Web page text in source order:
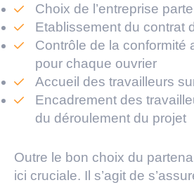
Choix de l’entreprise
Etablissement du contrat
Contrôle de la conformité
pour chaque ouvrier
Accueil des travailleurs
Encadrement des
du déroulement du projet
Outre le bon choix du
ici cruciale. Il s’agit de